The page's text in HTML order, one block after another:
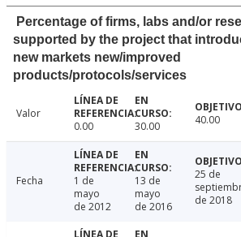
Percentage of firms, labs and/or
supported by the project that
new markets new/improved
products/protocols/services
Valor
0.00
30.00 40.00
Fecha
1 de
mayo
de 2012
13 de
mayo
de 2016
25 de
de 2018